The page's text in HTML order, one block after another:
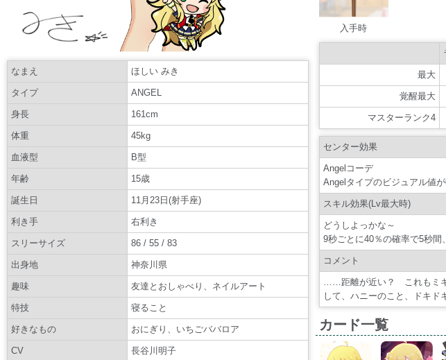
なまえ ほしい みき
タイプ ANGEL
身長 161cm
体重 45kg
血液型 B型
年齢 15歳
誕生日 11月23日(射手座)
利き手 右利き
スリーサイズ 86 / 55 / 83
出身地 神奈川県
趣味 友達とおしゃべり、ネイルアート
特技 寝ること
好きなもの おにぎり、いちごババロア
CV 長谷川明子
入手時
最大
覚醒最大
マスターランク4
センター効果
Angelコーデ
Angelタイプのビジュアル値
スキル効果(Lv最大時)
どうしよっかな～
9秒ごとに40％の確率で5秒
コメント
……距離が近い？ これもミキ
して、ハニーのこと、ドキド
カード一覧